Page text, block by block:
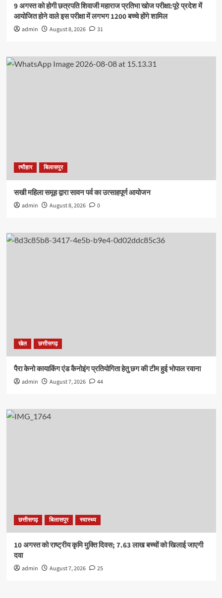
9 अगस्त को होगी छत्रपति शिवाजी महाराज प्रतिभा खोज परीक्षा:पूरे प्रदेश में
आयोजित होने वाले इस परीक्षा में लगभग 1200 बच्चे होंगे शामिल
admin August 8, 2026 31
त्यौहार बिलासपुर
सखी महिला समूह द्वारा सावन पर्व का उत्साहपूर्ण आयोजन
admin August 8, 2026 0
खेल छत्तीसगढ़
पैरा केनो कायाकिंग एंड कैनोइंग प्रतियोगिता हेतु छग की टीम हुई भोपाल रवाना
admin August 7, 2026 44
छत्तीसगढ़ बिलासपुर स्वास्थ्य
10 अगस्त को राष्ट्रीय कृमि मुक्ति दिवस; 7.63 लाख बच्चों को खिलाई जाएगी
दवा
admin August 7, 2026 25